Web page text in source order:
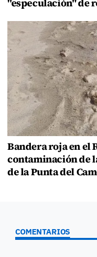
"especulación" de
Bandera roja en el
contaminación de
de la Punta del
COMENTARIOS